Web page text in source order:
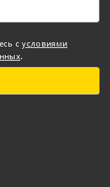
сусловиями
.